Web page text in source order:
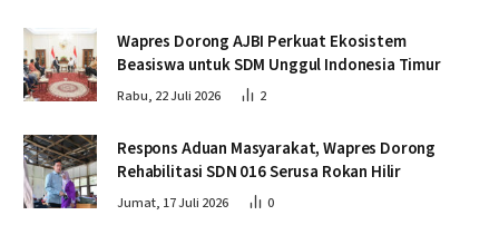
Wapres Dorong AJBI Perkuat Ekosistem
Beasiswa untuk SDM Unggul Indonesia Timur
Rabu, 22 Juli 2026 2
Respons Aduan Masyarakat, Wapres Dorong
Rehabilitasi SDN 016 Serusa Rokan Hilir
Jumat, 17 Juli 2026 0